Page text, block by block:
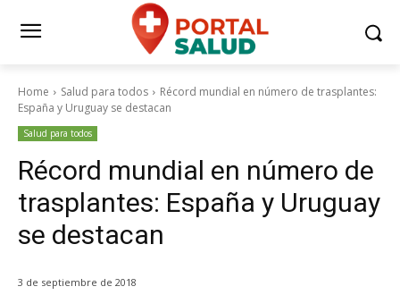
Home Salud para todos
Récord mundial en número de trasplantes:
España y Uruguay se destacan
Salud para todos
Récord mundial en número de
trasplantes: España y Uruguay
se destacan
3 de septiembre de 2018